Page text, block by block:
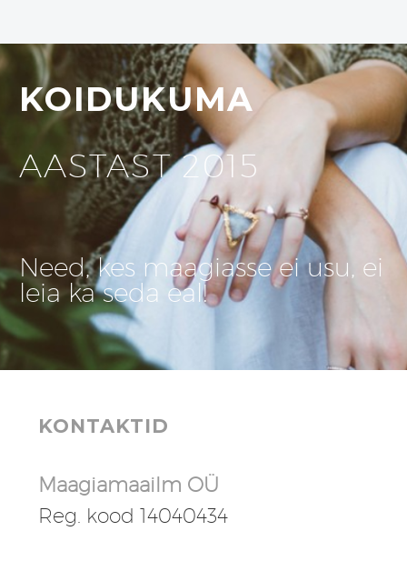
KOIDUKUMA
AASTAST 2015
Need, kes maagiasse ei usu, ei
leia ka seda eal!
KONTAKTID
Maagiamaailm OÜ
Reg. kood 14040434